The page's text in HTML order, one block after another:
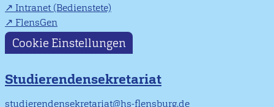
Intranet (Bedienstete)
FlensGen
Cookie Einstellungen
Studierendensekretariat
studierendensekretariat@hs-flensburg.de